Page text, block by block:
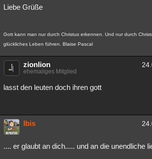
Liebe Grüße
Gott kann man nur durch Christus erkennen. Und nur durch
glückliches Leben führen. Blaise Pascal
zionlion
ehemaliges Mitglied
lasst den leuten doch ihren gott
Ibis
.... er glaubt an dich..... und an die unendliche